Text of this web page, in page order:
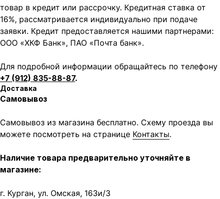
товар в кредит или рассрочку. Кредитная ставка от
16%, рассматривается индивидуально при подаче
заявки. Кредит предоставляется нашими партнерами:
ООО «ХКФ Банк», ПАО «Почта банк».
Для подробной информации обращайтесь по телефону
+7 (912) 835-88-87.
Доставка
Самовывоз
Самовывоз из магазина бесплатно. Схему проезда вы
можете посмотреть на странице Контакты.
Наличие товара предварительно уточняйте в
магазине:
г. Курган, ул. Омская, 163и/3